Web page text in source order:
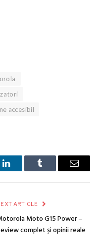
accesibil
LinkedInTumblr Email
ARTICLE
Moto G15 Power –
complet și opinii reale